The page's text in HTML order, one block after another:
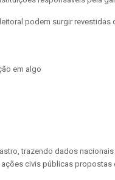
podem surgir
trazendo dados
civis públicas